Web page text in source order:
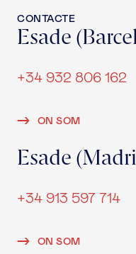
CONTACTE
Esade
+34 932 806 162
ON SOM
Esade
+34 913 597 714
ON SOM